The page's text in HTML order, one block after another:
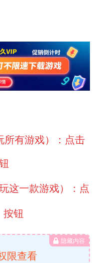
所有游戏）：点击
这一款游戏）：点
钮
隐藏内容
限查看